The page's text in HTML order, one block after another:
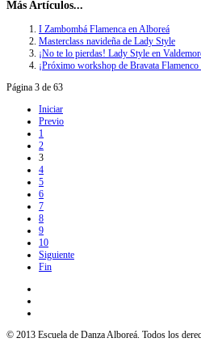
Más Artículos...
I Zambombá Flamenca en Alboreá
Masterclass navideña de Lady Style
¡No te lo pierdas! Lady Style en
¡Próximo workshop de Bravata
Página 3 de 63
Iniciar
Previo
1
2
3
4
5
6
7
8
9
10
Siguiente
Fin
© 2013 Escuela de Danza Alboreá. Todos los